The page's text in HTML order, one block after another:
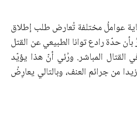
عواملُ مختلفة تُعارض طلب إطلاق
بأن حدّة رادع توانا الطبيعي عن القتل
المباشر. ورُئي أنّ هذا يؤيّد
من جرائم العنف، وبالتالي يعارِضُ